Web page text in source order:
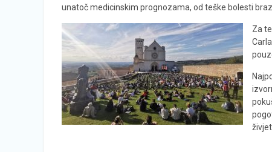
unatoč medicinskim prognozama, od teške bolesti
Za